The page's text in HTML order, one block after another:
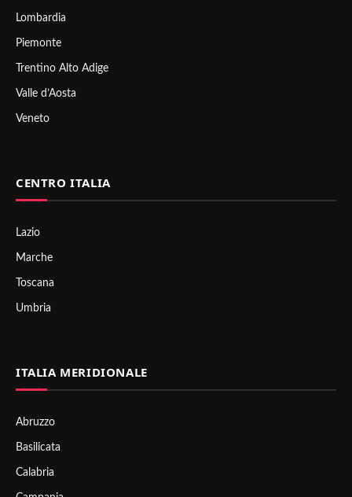
Lombardia
Piemonte
Trentino Alto Adige
Valle d’Aosta
Veneto
CENTRO ITALIA
Lazio
Marche
Toscana
Umbria
ITALIA MERIDIONALE
Abruzzo
Basilicata
Calabria